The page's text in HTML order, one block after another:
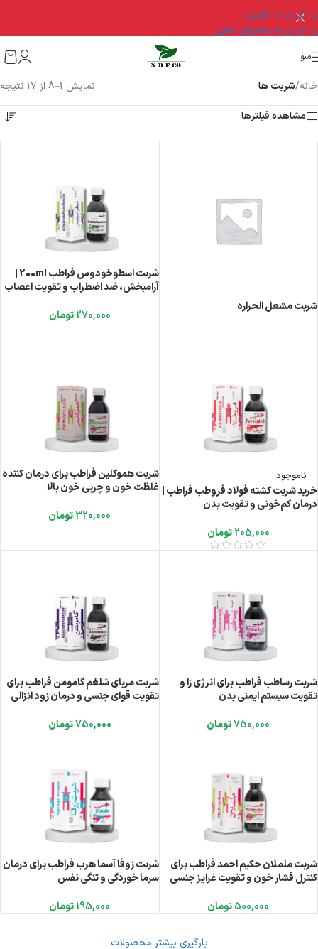
رد کردن به ناوبری
رد کردن به محتوای اصلی
منو
خانه/شربت ها
نمایش 1–8 از 17 نتیجه
مشاهده فیلترها
شربت مشعل الحراره
آرامبخش، ضد اضطراب و تقویت اعصاب
270,000 تومان
ناموجود
خرید شربت کشته فولاد فروطب فراطب |
درمان کم‌خونی و تقویت بدن
205,000 تومان
شربت هموکلین فراطب برای درمان کننده
غلظت خون و چربی خون بالا
320,000تومان
شربت رساطب فراطب برای انرژی زا و
تقویت سیستم ایمنی بدن
750,000تومان
شربت مربای شلغم گامومن فراطب برای
تقویت قوای جنسی و درمان زود انزالی
750,000تومان
شربت ململان حکیم احمد فراطب برای
کنترل فشار خون و تقویت غرایز جنسی
500,000تومان
شربت زوفا آسما هرب فراطب برای درمان
سرما خوردگی و تنگی نفس
195,000تومان
بارگیری بیشتر محصولات